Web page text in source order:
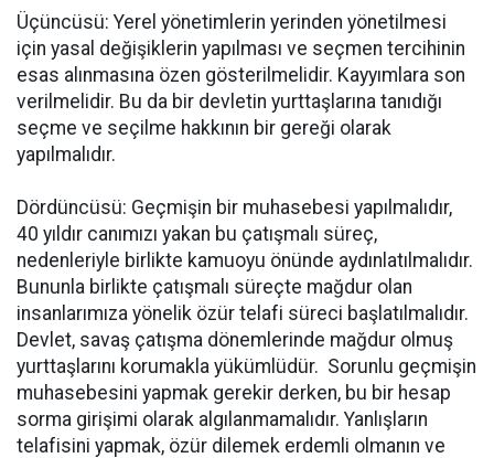
Üçüncüsü: Yerel yönetimlerin yerinden yönetilmesi
için yasal değişiklerin yapılması ve seçmen tercihinin
esas alınmasına özen gösterilmelidir. Kayyımlara son
verilmelidir. Bu da bir devletin yurttaşlarına tanıdığı
seçme ve seçilme hakkının bir gereği olarak
yapılmalıdır.
Dördüncüsü: Geçmişin bir muhasebesi yapılmalıdır,
40 yıldır canımızı yakan bu çatışmalı süreç,
nedenleriyle birlikte kamuoyu önünde aydınlatılmalıdır.
Bununla birlikte çatışmalı süreçte mağdur olan
insanlarımıza yönelik özür telafi süreci başlatılmalıdır.
Devlet, savaş çatışma dönemlerinde mağdur olmuş
yurttaşlarını korumakla yükümlüdür. Sorunlu geçmişin
muhasebesini yapmak gerekir derken, bu bir hesap
sorma girişimi olarak algılanmamalıdır. Yanlışların
telafisini yapmak, özür dilemek erdemli olmanın ve